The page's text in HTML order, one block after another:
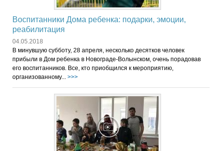
Воспитанники Дома ребенка: подарки, эмоции,
реабилитация
04.05.2018
В минувшую субботу, 28 апреля, несколько десятков человек
прибыли в Дом ребенка в Новограде-Волынском, очень порадовав
его воспитанников. Все, кто приобщился к мероприятию,
организованному... >>>